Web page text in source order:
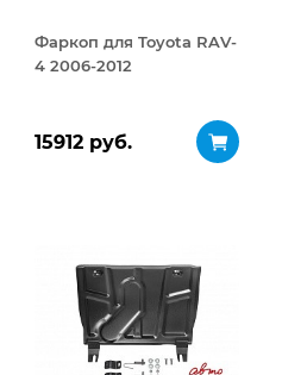
Фаркоп для Toyota RAV-
4 2006-2012
15912 руб.